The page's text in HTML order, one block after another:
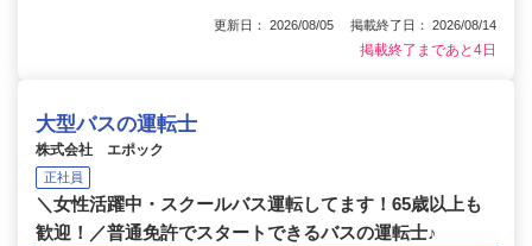
更新日： 2026/08/05 掲載終了日： 2026/08/14
掲載終了まであと4日
大型バスの運転士
株式会社 エポック
正社員
＼女性活躍中・スクールバス運転してます！65歳以上も
歓迎！／普通免許でスタートできるバスの運転士♪